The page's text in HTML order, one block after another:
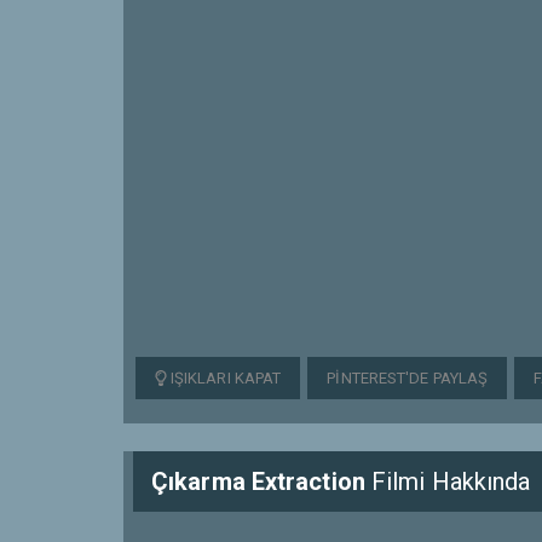
IŞIKLARI KAPAT PINTEREST'DE PAYLAŞ
Çıkarma Extraction Filmi Hakkında